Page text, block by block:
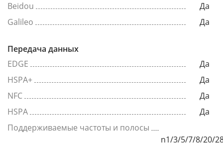
Beidou
Да
Galileo
Да
Передача данных
EDGE
Да
HSPA+
Да
NFC
Да
HSPA
Да
Поддерживаемые частоты и полосы
n1/3/5/7/8/20/